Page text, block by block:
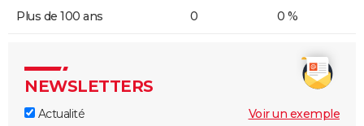
Plus de 100 ans 0 0 %
NEWSLETTERS
Actualité
Voir un exemple